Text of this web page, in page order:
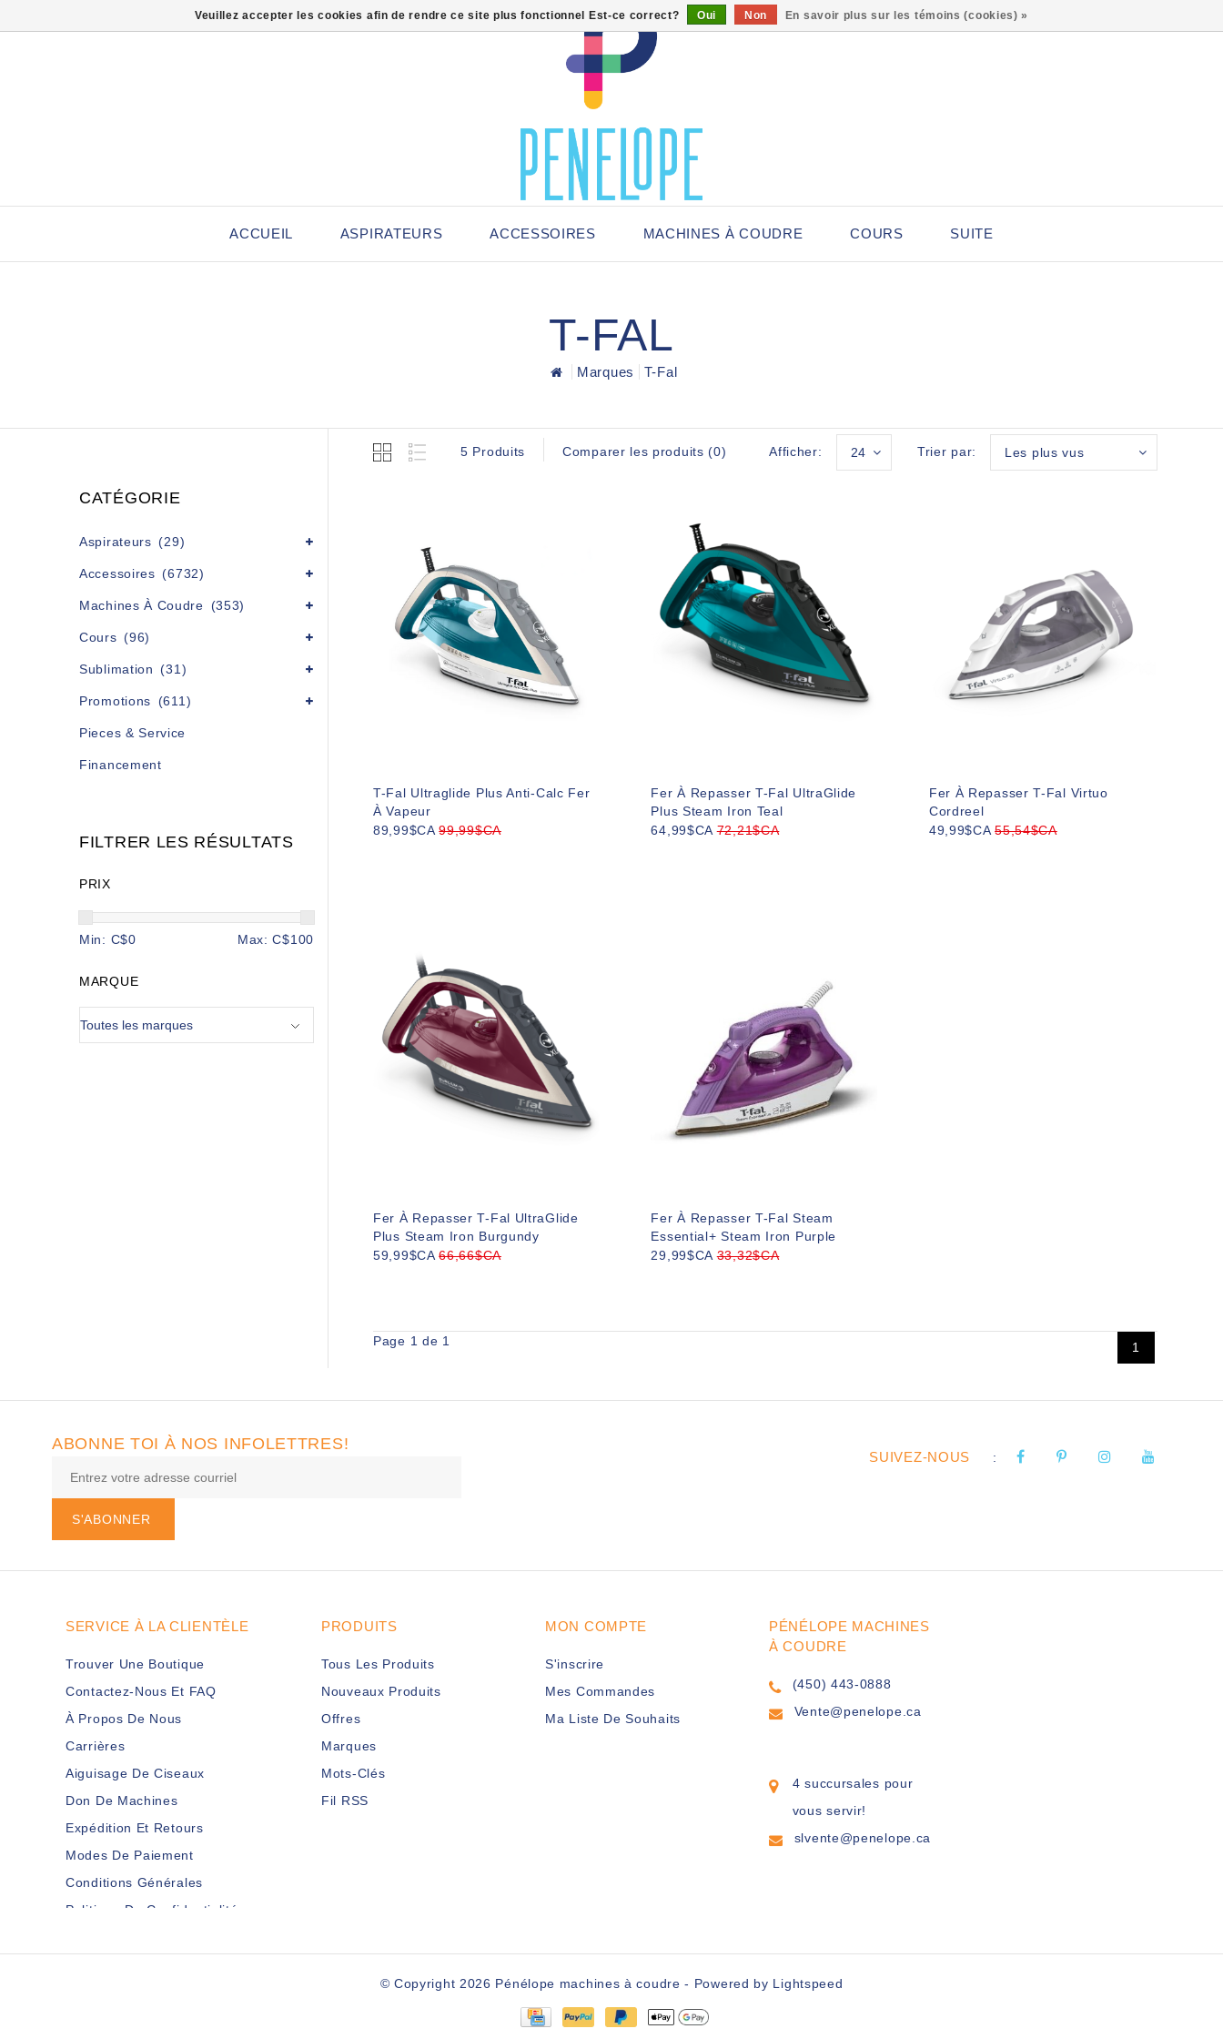
ACCUEIL ASPIRATEURS ACCESSOIRES MACHINES À COUDRE COURS SUITE
T-FAL
Marques T-Fal
CATÉGORIE
Aspirateurs (29)
Accessoires (6732)
Machines À Coudre (353)
Cours (96)
Sublimation (31)
Promotions (611)
Pieces & Service
Financement
FILTRER LES RÉSULTATS
PRIX
Min: C$0 Max: C$100
MARQUE
5 Produits Comparer les produits (0) Trier par: Les plus vus
Afficher: 24
T-Fal Ultraglide Plus Anti-Calc Fer
À Vapeur
89,99$CA99,99$CA
Fer À Repasser T-Fal UltraGlide
Plus Steam Iron Teal
64,99$CA72,21$CA
Fer À Repasser T-Fal Virtuo
Cordreel
49,99$CA55,54$CA
Fer À Repasser T-Fal UltraGlide
Plus Steam Iron Burgundy
59,99$CA66,66$CA
Fer À Repasser T-Fal Steam
Essential+ Steam Iron Purple
29,99$CA33,32$CA
Page 1 de 1 1
ABONNE TOI À NOS INFOLETTRES!
S'ABONNER
SUIVEZ-NOUS :
SERVICE À LA CLIENTÈLE
Trouver Une Boutique
Contactez-Nous Et FAQ
À Propos De Nous
Carrières
Aiguisage De Ciseaux
Don De Machines
Expédition Et Retours
Modes De Paiement
Conditions Générales
Politique De Confidentialité
PRODUITS
Tous Les Produits
Nouveaux Produits
Offres
Marques
Mots-Clés
Fil RSS
MON COMPTE
S'inscrire
Mes Commandes
Ma Liste De Souhaits
PÉNÉLOPE MACHINES
À COUDRE
(450) 443-0888
Vente@penelope.ca
4 succursales pour
vous servir!
slvente@penelope.ca
© Copyright 2026 Pénélope machines à coudre - Powered by Lightspeed
Veuillez accepter les cookies afin de rendre ce site plus fonctionnel Est-ce correct? Oui Non En savoir plus sur les témoins (cookies) »